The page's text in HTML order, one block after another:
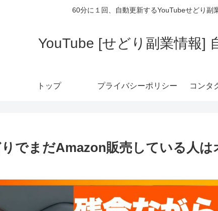
60分に１回、自動更新するYouTubeせどり副
YouTube [せどり副業情報]
トップ プライバシーポリシー コンタ
でまだAmazon販売している人は